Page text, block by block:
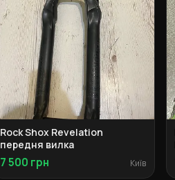
Rock Shox Revelation
передня вилка
7 500 грн Київ